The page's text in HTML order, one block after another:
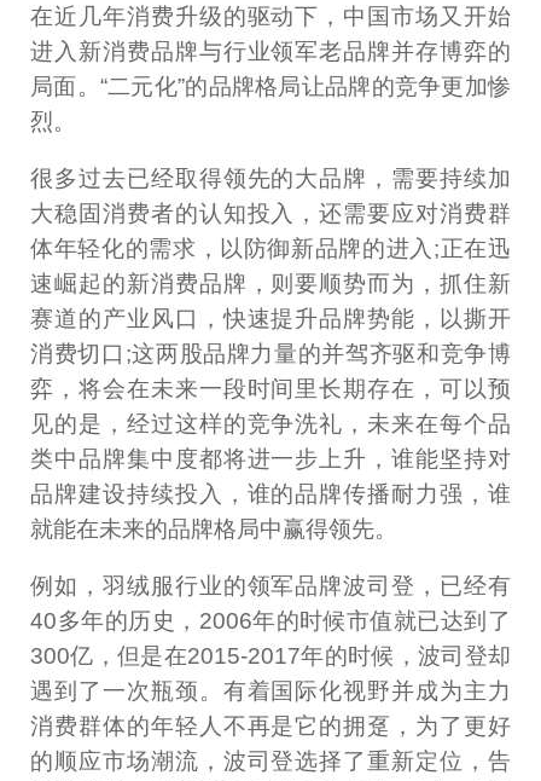
在近几年消费升级的驱动下，中国市场又开始
进入新消费品牌与行业领军老品牌并存博弈的
局面。“二元化”的品牌格局让品牌的竞争更加惨
烈。
很多过去已经取得领先的大品牌，需要持续加
大稳固消费者的认知投入，还需要应对消费群
体年轻化的需求，以防御新品牌的进入;正在迅
速崛起的新消费品牌，则要顺势而为，抓住新
赛道的产业风口，快速提升品牌势能，以撕开
消费切口;这两股品牌力量的并驾齐驱和竞争博
弈，将会在未来一段时间里长期存在，可以预
见的是，经过这样的竞争洗礼，未来在每个品
类中品牌集中度都将进一步上升，谁能坚持对
品牌建设持续投入，谁的品牌传播耐力强，谁
就能在未来的品牌格局中赢得领先。
例如，羽绒服行业的领军品牌波司登，已经有
40多年的历史，2006年的时候市值就已达到了
300亿，但是在2015-2017年的时候，波司登却
遇到了一次瓶颈。有着国际化视野并成为主力
消费群体的年轻人不再是它的拥趸，为了更好
的顺应市场潮流，波司登选择了重新定位，告